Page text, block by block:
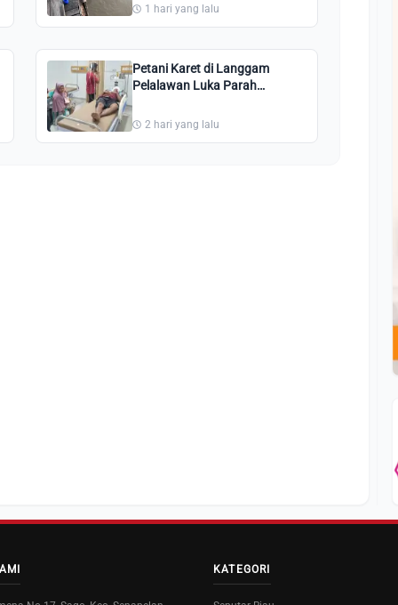
Ditemukan
1 hari yang lalu
Petani Karet di Langgam
Pelalawan Luka Parah
2 hari yang lalu
KATEGORI